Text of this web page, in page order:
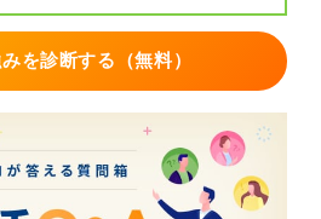
を診断する（無料）